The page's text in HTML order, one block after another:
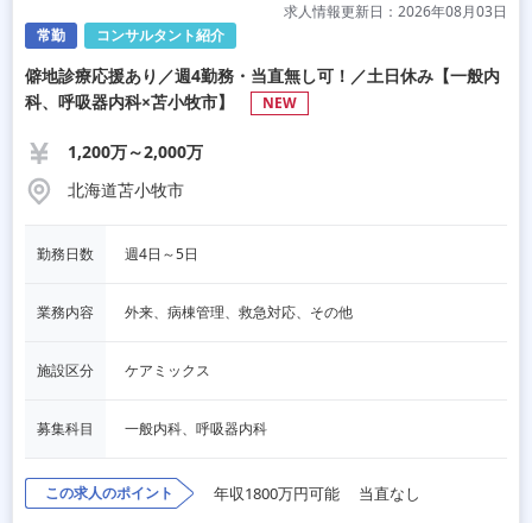
常勤 コンサルタント紹介
求人情報更新日：2026年08月03日
僻地診療応援あり／週4勤務・当直無し可！／土日休み【一般内
科、呼吸器内科×苫小牧市】
NEW
1,200万～2,000万
北海道苫小牧市
勤務日数 週4日～5日
業務内容 外来、病棟管理、救急対応、その他
施設区分 ケアミックス
募集科目 一般内科、呼吸器内科
この求人のポイント 年収1800万円可能 当直なし